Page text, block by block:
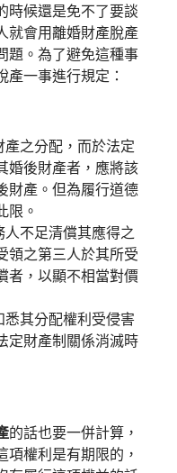
時候還是免不了要談
就會用離婚財產脫產
題。為了避免這種事
產一事進行規定：
產之分配，而於法定
婚後財產者，應將該
財產。但為履行道德
限。
不足清償其應得之
領之第三人於其所受
者，以顯不相當對價
其分配權利受侵害
定財產制關係消滅時
的話也要一併計算，
項權利是有期限的，